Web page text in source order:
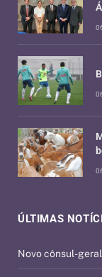
ÚLTIMAS
Novo cônsul-